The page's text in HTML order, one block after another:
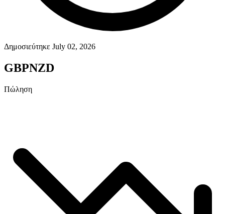
Δημοσιεύτηκε July 02, 2026
GBPNZD
Πώληση